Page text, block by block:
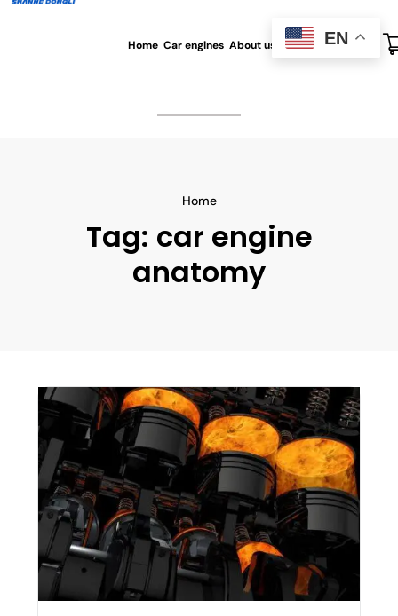
Home Car engines About us All blog Contact us
Home
Tag: car engine
anatomy
EN